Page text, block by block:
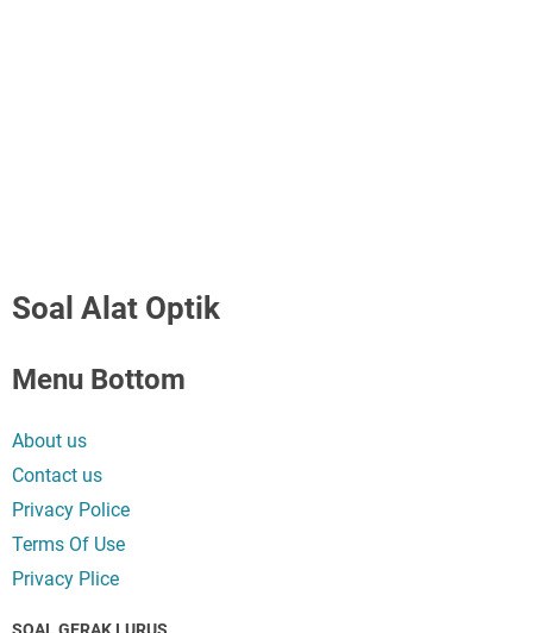
Soal Alat Optik
Menu Bottom
About us
Contact us
Privacy Police
Terms Of Use
Privacy Plice